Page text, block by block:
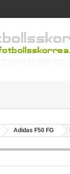
Adidas F50 FG